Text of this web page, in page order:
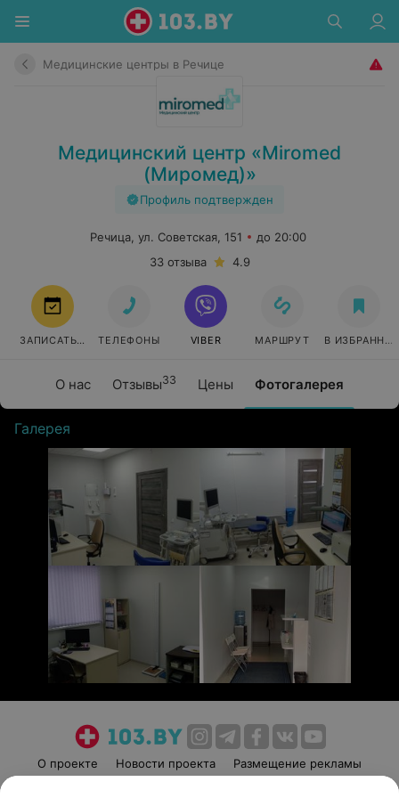
Медицинские центры в Речице
Медицинский центр «Miromed
(Миромед)»
Профиль подтвержден
О нас Отзывы33 Цены Фотогалерея
Речица, ул. Советская, 151
до 20:00
33 отзыва
4.9
ЗАПИСАТЬСЯ ТЕЛЕФОНЫ VIBER МАРШРУТ В ИЗБРАННОЕ
Галерея
О проекте Новости проекта
Размещение рекламы